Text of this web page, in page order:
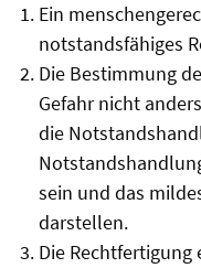
Ein
notstandsfähiges
Die Bestimmung
Gefahr nicht
die
sein und das
darstellen.
Die